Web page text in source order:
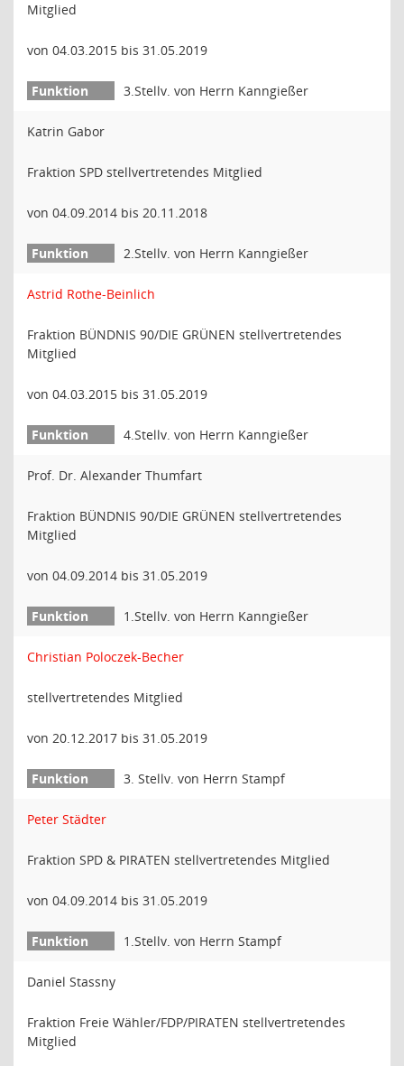
Mitglied
von 04.03.2015 bis 31.05.2019
3.Stellv. von Herrn Kanngießer
Katrin Gabor
Fraktion SPD stellvertretendes Mitglied
von 04.09.2014 bis 20.11.2018
2.Stellv. von Herrn Kanngießer
Astrid Rothe-Beinlich
Fraktion BÜNDNIS 90/DIE GRÜNEN stellvertretendes
Mitglied
von 04.03.2015 bis 31.05.2019
4.Stellv. von Herrn Kanngießer
Prof. Dr. Alexander Thumfart
Fraktion BÜNDNIS 90/DIE GRÜNEN stellvertretendes
Mitglied
von 04.09.2014 bis 31.05.2019
1.Stellv. von Herrn Kanngießer
Christian Poloczek-Becher
stellvertretendes Mitglied
von 20.12.2017 bis 31.05.2019
3. Stellv. von Herrn Stampf
Peter Städter
Fraktion SPD & PIRATEN stellvertretendes Mitglied
von 04.09.2014 bis 31.05.2019
1.Stellv. von Herrn Stampf
Daniel Stassny
Fraktion Freie Wähler/FDP/PIRATEN stellvertretendes
Mitglied